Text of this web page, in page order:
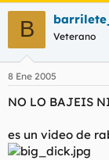
B Veterano
8 Ene 2005
NO LO BAJEIS
es un video de